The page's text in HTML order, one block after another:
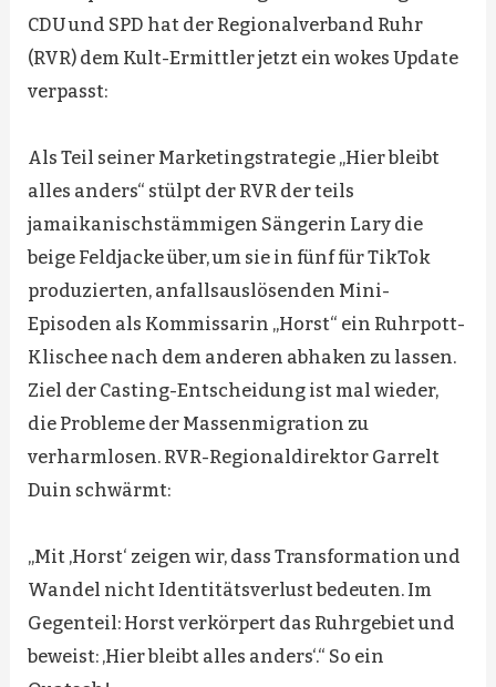
CDU und SPD hat der Regionalverband Ruhr
(RVR) dem Kult-Ermittler jetzt ein wokes Update
verpasst:
Als Teil seiner Marketingstrategie „Hier bleibt
alles anders“ stülpt der RVR der teils
jamaikanischstämmigen Sängerin Lary die
beige Feldjacke über, um sie in fünf für TikTok
produzierten, anfallsauslösenden Mini-
Episoden als Kommissarin „Horst“ ein Ruhrpott-
Klischee nach dem anderen abhaken zu lassen.
Ziel der Casting-Entscheidung ist mal wieder,
die Probleme der Massenmigration zu
verharmlosen. RVR-Regionaldirektor Garrelt
Duin schwärmt:
„Mit ‚Horst‘ zeigen wir, dass Transformation und
Wandel nicht Identitätsverlust bedeuten. Im
Gegenteil: Horst verkörpert das Ruhrgebiet und
beweist: ‚Hier bleibt alles anders‘.“ So ein